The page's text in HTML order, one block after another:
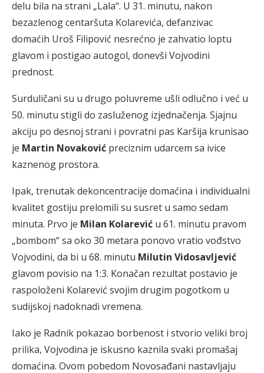
delu bila na strani „Lala“. U 31. minutu, nakon
bezazlenog centaršuta Kolarevića, defanzivac
domaćih Uroš Filipović nesrećno je zahvatio loptu
glavom i postigao autogol, donevši Vojvodini
prednost.
Surduličani su u drugo poluvreme ušli odlučno i već u
50. minutu stigli do zasluženog izjednačenja. Sjajnu
akciju po desnoj strani i povratni pas Karšija krunisao
je Martin Novaković preciznim udarcem sa ivice
kaznenog prostora.
Ipak, trenutak dekoncentracije domaćina i individualni
kvalitet gostiju prelomili su susret u samo sedam
minuta. Prvo je Milan Kolarević u 61. minutu pravom
„bombom“ sa oko 30 metara ponovo vratio vođstvo
Vojvodini, da bi u 68. minutu Milutin Vidosavljević
glavom povisio na 1:3. Konačan rezultat postavio je
raspoloženi Kolarević svojim drugim pogotkom u
sudijskoj nadoknadi vremena.
Iako je Radnik pokazao borbenost i stvorio veliki broj
prilika, Vojvodina je iskusno kaznila svaki promašaj
domaćina. Ovom pobedom Novosađani nastavljaju